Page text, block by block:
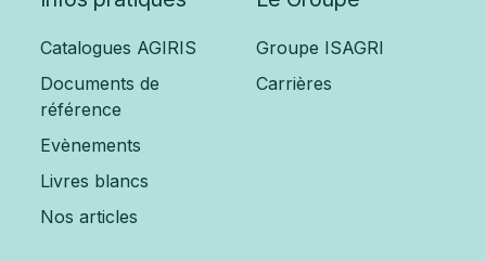
Catalogues AGIRIS
Documents de
référence
Evènements
Livres blancs
Nos articles
Groupe ISAGRI
Carrières